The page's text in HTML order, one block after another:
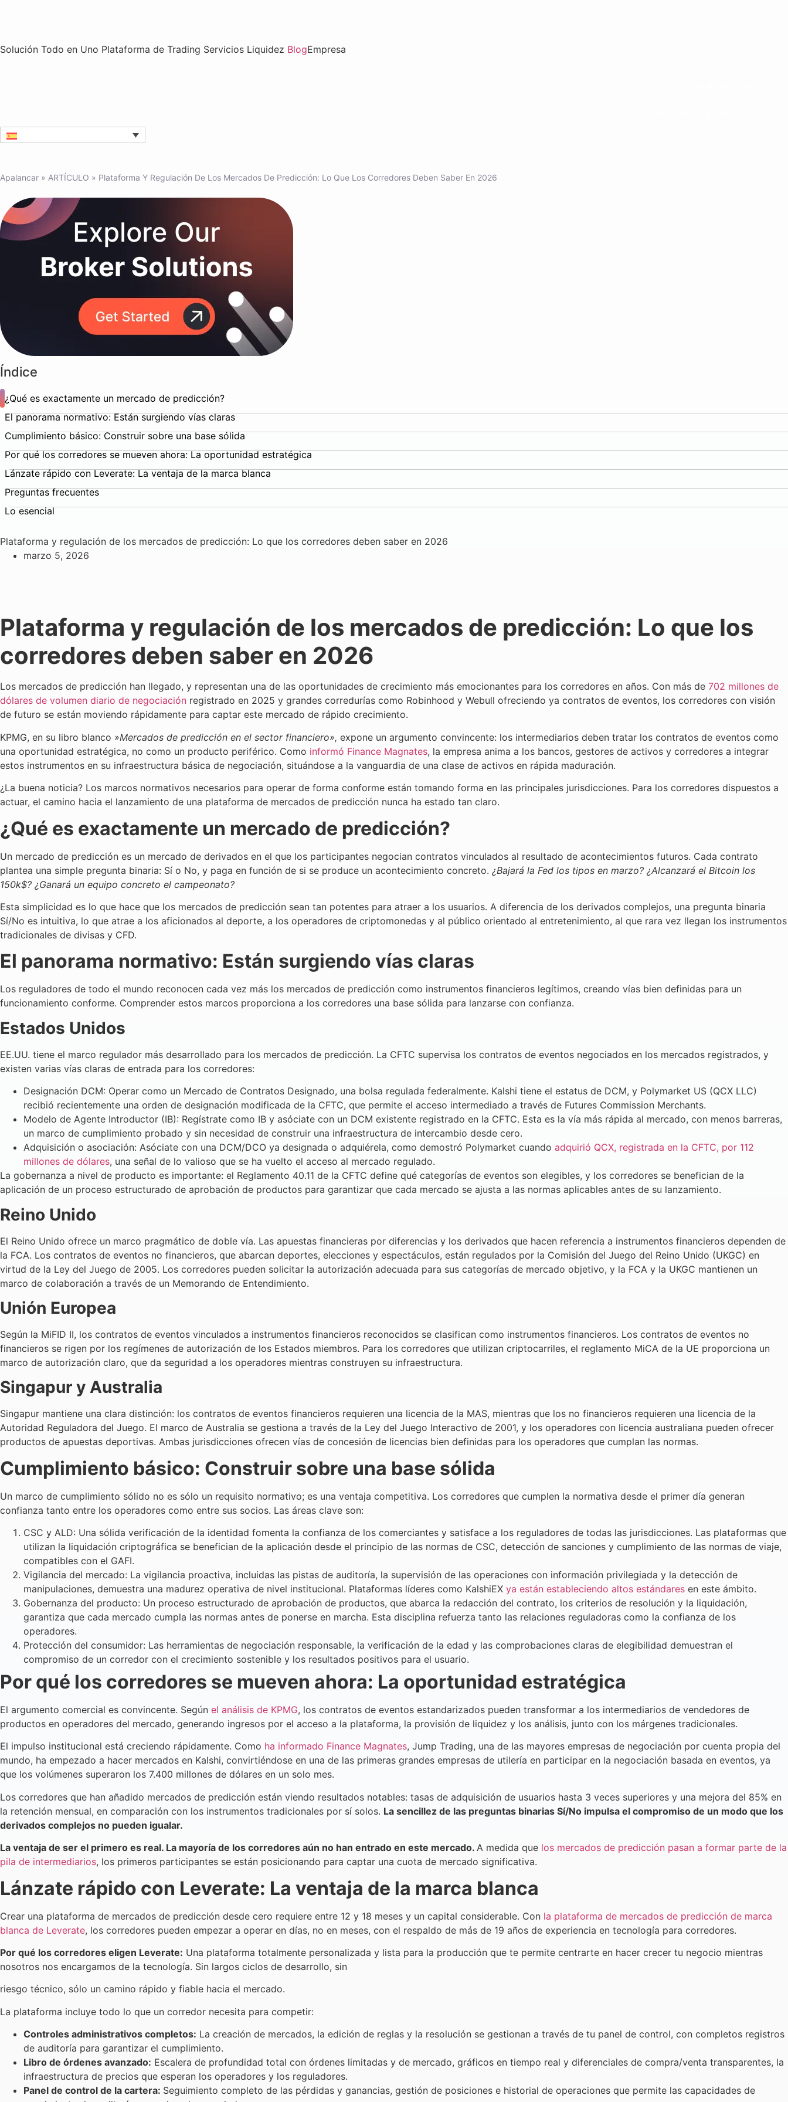
Solución Todo en Uno Plataforma de Trading Servicios Liquidez BlogEmpresa
Apalancar » ARTÍCULO » Plataforma Y Regulación De Los Mercados De Predicción: Lo Que Los Corredores Deben Saber En 2026
Índice
¿Qué es exactamente un mercado de predicción?
El panorama normativo: Están surgiendo vías claras
Cumplimiento básico: Construir sobre una base sólida
Por qué los corredores se mueven ahora: La oportunidad estratégica
Lánzate rápido con Leverate: La ventaja de la marca blanca
Preguntas frecuentes
Lo esencial
Plataforma y regulación de los mercados de predicción: Lo que los corredores deben saber en 2026
marzo 5, 2026
Plataforma y regulación de los mercados de predicción: Lo que los
corredores deben saber en 2026
Los mercados de predicción han llegado, y representan una de las oportunidades de crecimiento más emocionantes para los corredores en años. Con más de 702 millones de
dólares de volumen diario de negociación registrado en 2025 y grandes corredurías como Robinhood y Webull ofreciendo ya contratos de eventos, los corredores con visión
de futuro se están moviendo rápidamente para captar este mercado de rápido crecimiento.
KPMG, en su libro blanco »Mercados de predicción en el sector financiero», expone un argumento convincente: los intermediarios deben tratar los contratos de eventos como
una oportunidad estratégica, no como un producto periférico. Como informó Finance Magnates, la empresa anima a los bancos, gestores de activos y corredores a integrar
estos instrumentos en su infraestructura básica de negociación, situándose a la vanguardia de una clase de activos en rápida maduración.
¿La buena noticia? Los marcos normativos necesarios para operar de forma conforme están tomando forma en las principales jurisdicciones. Para los corredores dispuestos a
actuar, el camino hacia el lanzamiento de una plataforma de mercados de predicción nunca ha estado tan claro.
¿Qué es exactamente un mercado de predicción?
Un mercado de predicción es un mercado de derivados en el que los participantes negocian contratos vinculados al resultado de acontecimientos futuros. Cada contrato
plantea una simple pregunta binaria: Sí o No, y paga en función de si se produce un acontecimiento concreto. ¿Bajará la Fed los tipos en marzo? ¿Alcanzará el Bitcoin los
150k$? ¿Ganará un equipo concreto el campeonato?
Esta simplicidad es lo que hace que los mercados de predicción sean tan potentes para atraer a los usuarios. A diferencia de los derivados complejos, una pregunta binaria
Sí/No es intuitiva, lo que atrae a los aficionados al deporte, a los operadores de criptomonedas y al público orientado al entretenimiento, al que rara vez llegan los instrumentos
tradicionales de divisas y CFD.
El panorama normativo: Están surgiendo vías claras
Los reguladores de todo el mundo reconocen cada vez más los mercados de predicción como instrumentos financieros legítimos, creando vías bien definidas para un
funcionamiento conforme. Comprender estos marcos proporciona a los corredores una base sólida para lanzarse con confianza.
Estados Unidos
EE.UU. tiene el marco regulador más desarrollado para los mercados de predicción. La CFTC supervisa los contratos de eventos negociados en los mercados registrados, y
existen varias vías claras de entrada para los corredores:
Designación DCM: Operar como un Mercado de Contratos Designado, una bolsa regulada federalmente. Kalshi tiene el estatus de DCM, y Polymarket US (QCX LLC)
recibió recientemente una orden de designación modificada de la CFTC, que permite el acceso intermediado a través de Futures Commission Merchants.
Modelo de Agente Introductor (IB): Regístrate como IB y asóciate con un DCM existente registrado en la CFTC. Esta es la vía más rápida al mercado, con menos barreras,
un marco de cumplimiento probado y sin necesidad de construir una infraestructura de intercambio desde cero.
Adquisición o asociación: Asóciate con una DCM/DCO ya designada o adquiérela, como demostró Polymarket cuando adquirió QCX, registrada en la CFTC, por 112
millones de dólares, una señal de lo valioso que se ha vuelto el acceso al mercado regulado.
La gobernanza a nivel de producto es importante: el Reglamento 40.11 de la CFTC define qué categorías de eventos son elegibles, y los corredores se benefician de la
aplicación de un proceso estructurado de aprobación de productos para garantizar que cada mercado se ajusta a las normas aplicables antes de su lanzamiento.
Reino Unido
El Reino Unido ofrece un marco pragmático de doble vía. Las apuestas financieras por diferencias y los derivados que hacen referencia a instrumentos financieros dependen de
la FCA. Los contratos de eventos no financieros, que abarcan deportes, elecciones y espectáculos, están regulados por la Comisión del Juego del Reino Unido (UKGC) en
virtud de la Ley del Juego de 2005. Los corredores pueden solicitar la autorización adecuada para sus categorías de mercado objetivo, y la FCA y la UKGC mantienen un
marco de colaboración a través de un Memorando de Entendimiento.
Unión Europea
Según la MiFID II, los contratos de eventos vinculados a instrumentos financieros reconocidos se clasifican como instrumentos financieros. Los contratos de eventos no
financieros se rigen por los regímenes de autorización de los Estados miembros. Para los corredores que utilizan criptocarriles, el reglamento MiCA de la UE proporciona un
marco de autorización claro, que da seguridad a los operadores mientras construyen su infraestructura.
Singapur y Australia
Singapur mantiene una clara distinción: los contratos de eventos financieros requieren una licencia de la MAS, mientras que los no financieros requieren una licencia de la
Autoridad Reguladora del Juego. El marco de Australia se gestiona a través de la Ley del Juego Interactivo de 2001, y los operadores con licencia australiana pueden ofrecer
productos de apuestas deportivas. Ambas jurisdicciones ofrecen vías de concesión de licencias bien definidas para los operadores que cumplan las normas.
Cumplimiento básico: Construir sobre una base sólida
Un marco de cumplimiento sólido no es sólo un requisito normativo; es una ventaja competitiva. Los corredores que cumplen la normativa desde el primer día generan
confianza tanto entre los operadores como entre sus socios. Las áreas clave son:
CSC y ALD: Una sólida verificación de la identidad fomenta la confianza de los comerciantes y satisface a los reguladores de todas las jurisdicciones. Las plataformas que
utilizan la liquidación criptográfica se benefician de la aplicación desde el principio de las normas de CSC, detección de sanciones y cumplimiento de las normas de viaje,
compatibles con el GAFI.
Vigilancia del mercado: La vigilancia proactiva, incluidas las pistas de auditoría, la supervisión de las operaciones con información privilegiada y la detección de
manipulaciones, demuestra una madurez operativa de nivel institucional. Plataformas líderes como KalshiEX ya están estableciendo altos estándares en este ámbito.
Gobernanza del producto: Un proceso estructurado de aprobación de productos, que abarca la redacción del contrato, los criterios de resolución y la liquidación,
garantiza que cada mercado cumpla las normas antes de ponerse en marcha. Esta disciplina refuerza tanto las relaciones reguladoras como la confianza de los
operadores.
Protección del consumidor: Las herramientas de negociación responsable, la verificación de la edad y las comprobaciones claras de elegibilidad demuestran el
compromiso de un corredor con el crecimiento sostenible y los resultados positivos para el usuario.
Por qué los corredores se mueven ahora: La oportunidad estratégica
El argumento comercial es convincente. Según el análisis de KPMG, los contratos de eventos estandarizados pueden transformar a los intermediarios de vendedores de
productos en operadores del mercado, generando ingresos por el acceso a la plataforma, la provisión de liquidez y los análisis, junto con los márgenes tradicionales.
El impulso institucional está creciendo rápidamente. Como ha informado Finance Magnates, Jump Trading, una de las mayores empresas de negociación por cuenta propia del
mundo, ha empezado a hacer mercados en Kalshi, convirtiéndose en una de las primeras grandes empresas de utilería en participar en la negociación basada en eventos, ya
que los volúmenes superaron los 7.400 millones de dólares en un solo mes.
Los corredores que han añadido mercados de predicción están viendo resultados notables: tasas de adquisición de usuarios hasta 3 veces superiores y una mejora del 85% en
la retención mensual, en comparación con los instrumentos tradicionales por sí solos. La sencillez de las preguntas binarias Sí/No impulsa el compromiso de un modo que los
derivados complejos no pueden igualar.
La ventaja de ser el primero es real. La mayoría de los corredores aún no han entrado en este mercado. A medida que los mercados de predicción pasan a formar parte de la
pila de intermediarios, los primeros participantes se están posicionando para captar una cuota de mercado significativa.
Lánzate rápido con Leverate: La ventaja de la marca blanca
Crear una plataforma de mercados de predicción desde cero requiere entre 12 y 18 meses y un capital considerable. Con la plataforma de mercados de predicción de marca
blanca de Leverate, los corredores pueden empezar a operar en días, no en meses, con el respaldo de más de 19 años de experiencia en tecnología para corredores.
Por qué los corredores eligen Leverate: Una plataforma totalmente personalizada y lista para la producción que te permite centrarte en hacer crecer tu negocio mientras
nosotros nos encargamos de la tecnología. Sin largos ciclos de desarrollo, sin
riesgo técnico, sólo un camino rápido y fiable hacia el mercado.
La plataforma incluye todo lo que un corredor necesita para competir:
Controles administrativos completos: La creación de mercados, la edición de reglas y la resolución se gestionan a través de tu panel de control, con completos registros
de auditoría para garantizar el cumplimiento.
Libro de órdenes avanzado: Escalera de profundidad total con órdenes limitadas y de mercado, gráficos en tiempo real y diferenciales de compra/venta transparentes, la
infraestructura de precios que esperan los operadores y los reguladores.
Panel de control de la cartera: Seguimiento completo de las pérdidas y ganancias, gestión de posiciones e historial de operaciones que permite las capacidades de